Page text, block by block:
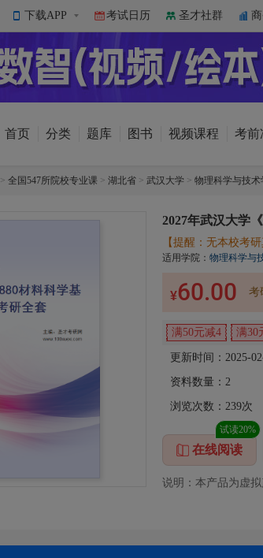
下载APP 考试日历 圣才社群
首页 分类 题库 图书 视频课程 考前
> 全国547所院校专业课 > 湖北省 > 武汉大学 > 物理科学与技术
2027年武汉大学
【提醒：无本校考研
适用学院： 物理科学与
¥60.00 考
满50元减4 满30
更新时间：2025-
资料数量： 2
浏览次数： 239次
在线阅读
试读20%
说明：本产品为虚拟